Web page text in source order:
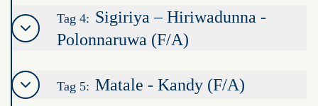
Tag 4: Sigiriya – Hiriwadunna -
Polonnaruwa (F/A)
Tag 5: Matale - Kandy (F/A)